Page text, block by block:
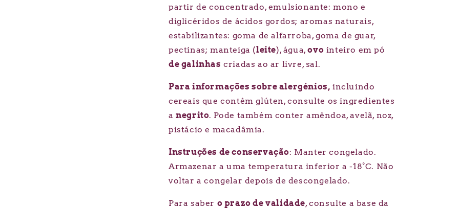
partir de concentrado, emulsionante: mono e
diglicéridos de ácidos gordos; aromas naturais,
estabilizantes: goma de alfarroba, goma de guar,
pectinas; manteiga (leite), água,ovo inteiro em pó
de galinhas criadas ao ar livre, sal.
Para informações sobre alergénios, incluindo
cereais que contêm glúten, consulte os ingredientes
anegrito. Pode também conter amêndoa, avelã, noz,
pistácio e macadâmia.
Instruções de conservação: Manter congelado.
Armazenar a uma temperatura inferior a -18°C. Não
voltar a congelar depois de descongelado.
Para saber o prazo de validade, consulte a base da